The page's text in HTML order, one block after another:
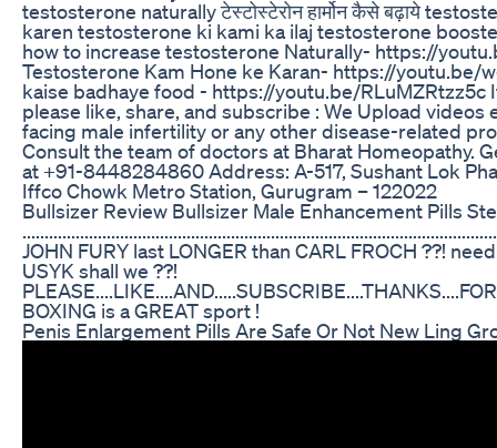
testosterone naturally टेस्टोस्टेरोन हार्मोन कैसे बढ़ाये
karen testosterone ki kami ka ilaj testosterone
how to increase testosterone Naturally- https://
Testosterone Kam Hone ke Karan- https://youtu.be/
kaise badhaye food - https://youtu.be/RLuMZRtzz5c
please like, share, and subscribe : We Upload videos
facing male infertility or any other disease-related
Consult the team of doctors at Bharat Homeopathy.
at +91-8448284860 Address: A-517, Sushant Lok
Iffco Chowk Metro Station, Gurugram – 122022
Bullsizer Review Bullsizer Male Enhancement Pills
JOHN FURY last LONGER than CARL FROCH ??!
USYK shall we ??!
BOXING is a GREAT sport !
Penis Enlargement Pills Are Safe Or Not New Ling